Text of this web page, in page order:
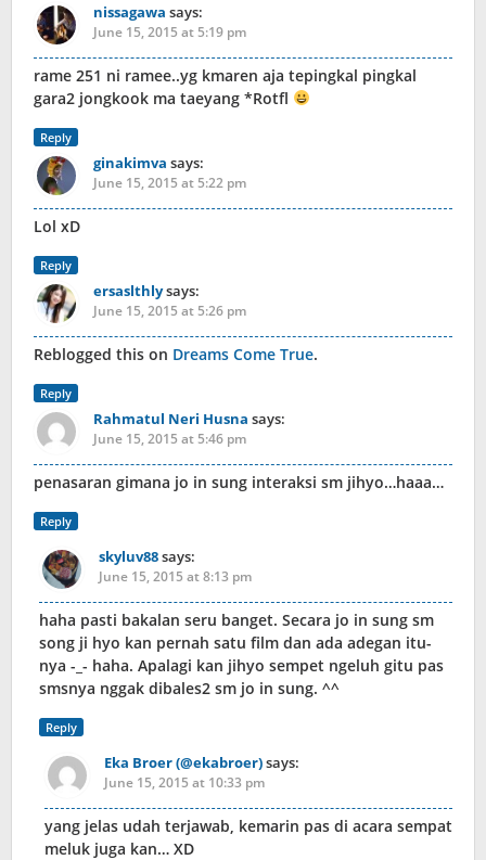
nissagawa says:
June 15, 2015 at 5:19 pm
rame 251 ni ramee..yg kmaren aja tepingkal pingkal
gara2 jongkook ma taeyang *Rotfl
Reply
ginakimva says:
June 15, 2015 at 5:22 pm
Lol xD
Reply
ersaslthlysays:
June 15, 2015 at 5:26 pm
Reblogged this on Dreams Come True.
Reply
Rahmatul Neri Husna says:
June 15, 2015 at 5:46 pm
penasaran gimana jo in sung interaksi sm jihyo…haaa…
Reply
skyluv88says:
June 15, 2015 at 8:13 pm
haha pasti bakalan seru banget. Secara jo in sung sm
song ji hyo kan pernah satu film dan ada adegan itu-
nya -_- haha. Apalagi kan jihyo sempet ngeluh gitu pas
smsnya nggak dibales2 sm jo in sung. ^^
Reply
Eka Broer (@ekabroer)says:
June 15, 2015 at 10:33 pm
yang jelas udah terjawab, kemarin pas di acara sempat
meluk juga kan… XD